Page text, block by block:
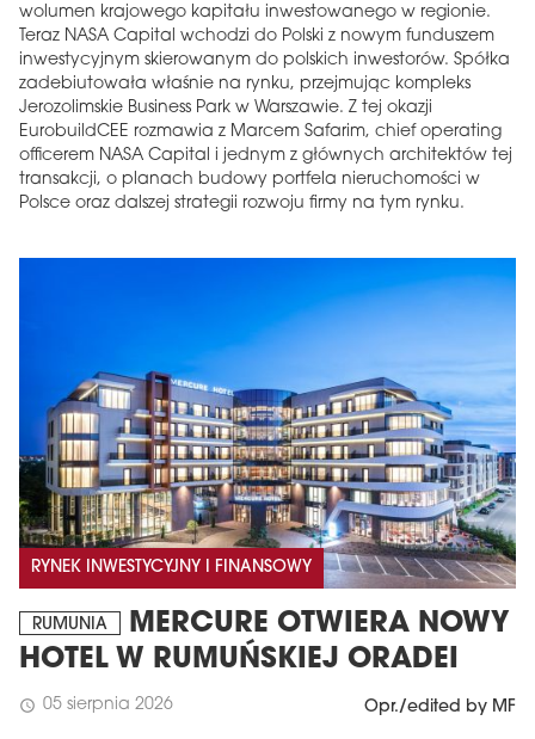
wolumen krajowego kapitału inwestowanego w regionie.
Teraz NASA Capital wchodzi do Polski z nowym funduszem
inwestycyjnym skierowanym do polskich inwestorów. Spółka
zadebiutowała właśnie na rynku, przejmując kompleks
Jerozolimskie Business Park w Warszawie. Z tej okazji
EurobuildCEE rozmawia z Marcem Safarim, chief operating
officerem NASA Capital i jednym z głównych architektów tej
transakcji, o planach budowy portfela nieruchomości w
Polsce oraz dalszej strategii rozwoju firmy na tym rynku.
RYNEK INWESTYCYJNY I FINANSOWY
RUMUNIA
MERCURE OTWIERA NOWY
HOTEL W RUMUŃSKIEJ ORADEI
schedule 05 sierpnia 2026 Opr./edited by MF